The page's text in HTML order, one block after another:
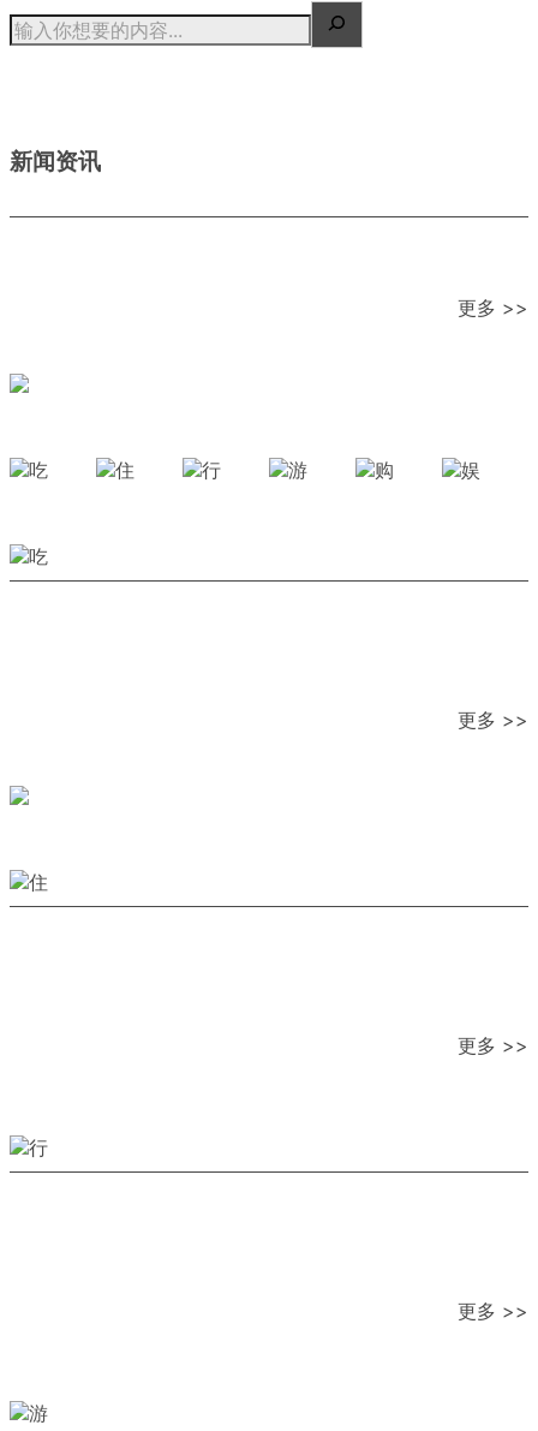
新闻资讯
更多 >>
更多 >>
更多 >>
更多 >>